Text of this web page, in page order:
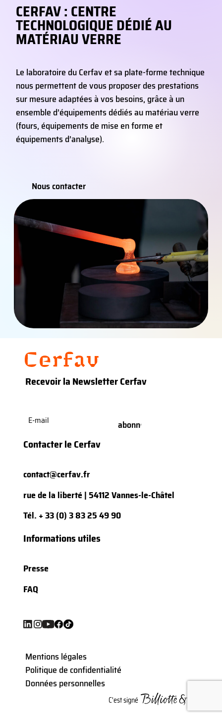
CERFAV : CENTRE
TECHNOLOGIQUE DÉDIÉ AU
MATÉRIAU VERRE
Le laboratoire du Cerfav et sa plate-forme technique
nous permettent de vous proposer des prestations
sur mesure adaptées à vos besoins, grâce à un
ensemble d’équipements dédiés au matériau verre
(fours, équipements de mise en forme et
équipements d’analyse).
Nous contacter
Recevoir la Newsletter Cerfav
mail(Nécessaire)
Contacter le Cerfav
contact@cerfav.fr
rue de la liberté | 54112 Vannes-le-Châtel
Tél. + 33 (0) 3 83 25 49 90
Informations utiles
Presse
FAQ
Mentions légales
Politique de confidentialité
Données personnelles
C'est signé